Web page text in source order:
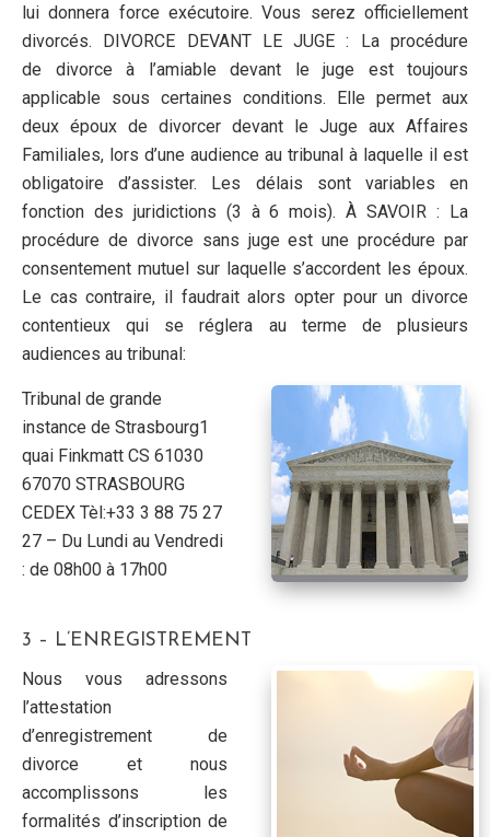
lui donnera force exécutoire. Vous serez officiellement
divorcés. DIVORCE DEVANT LE JUGE : La procédure
de divorce à l’amiable devant le juge est toujours
applicable sous certaines conditions. Elle permet aux
deux époux de divorcer devant le Juge aux Affaires
Familiales, lors d’une audience au tribunal à laquelle il est
obligatoire d’assister. Les délais sont variables en
fonction des juridictions (3 à 6 mois). À SAVOIR : La
procédure de divorce sans juge est une procédure par
consentement mutuel sur laquelle s’accordent les époux.
Le cas contraire, il faudrait alors opter pour un divorce
contentieux qui se réglera au terme de plusieurs
audiences au tribunal:
Tribunal de grande
instance de Strasbourg1
quai Finkmatt CS 61030
67070 STRASBOURG
CEDEX Tèl:+33 3 88 75 27
27 – Du Lundi au Vendredi
: de 08h00 à 17h00
3 – L’ENREGISTREMENT
Nous vous adressons
l’attestation
d’enregistrement de
divorce et nous
accomplissons les
formalités d’inscription de